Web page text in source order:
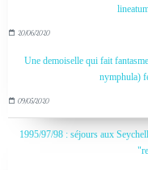
20/06/2020
Une demoiselle qui fait
nymphula)
09/05/2020
1995/97/98 : séjours aux